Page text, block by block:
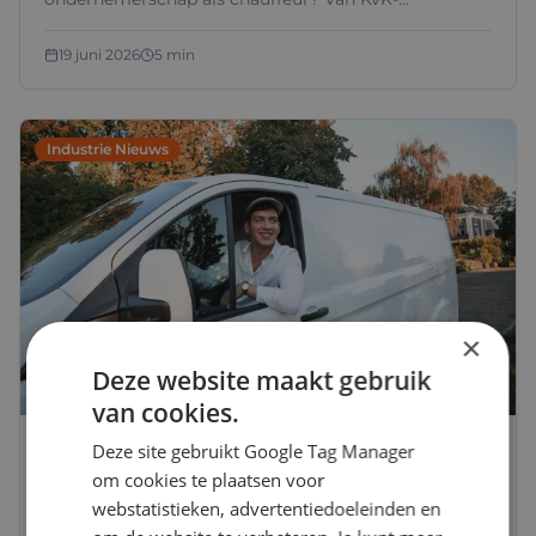
dit zijn de stappen om als zzp-chauffeur te starten.
19 juni 2026 5 min
Industrie Nieuws
Chauffeurs inhuren zonder risico
Het inhuren van een zelfstandige chauffeur brengt
vandaag de dag risico’s met zich mee. Wetgeving
×
Deze website maakt gebruik
van cookies.
Deze site gebruikt Google Tag Manager
om cookies te plaatsen voor
webstatistieken, advertentiedoeleinden en